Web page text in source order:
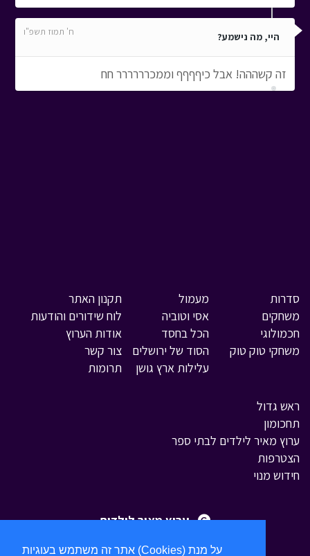
אתר זה משתמש בעוגיות (Cookies) על מנת
היי, מה נישמע? ח' תמוז תשפ"ו
זה קשההה! אבל כיףףףף וממכרררררר חח
סדרות
משחקים
חכמולוגי
משחקי טוק טוק
מעמול
אסי וטוביה
הכל בחסד
הסוד של ירושלים
עלילות ארץ גושן
ראש גדול
תחכומון
ערוץ מאיר לילדים לבתי ספר
הצטרפות
חידוש מנוי
תקנון האתר
לוח שידורים והודעות
אודות הערוץ
צור קשר
תרומות
ערוץ מאיר לילדים